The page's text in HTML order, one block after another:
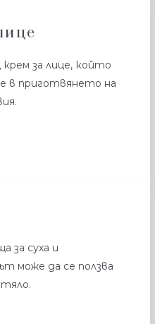
за лице, който
в приготвянето на
за суха и
може да се ползва